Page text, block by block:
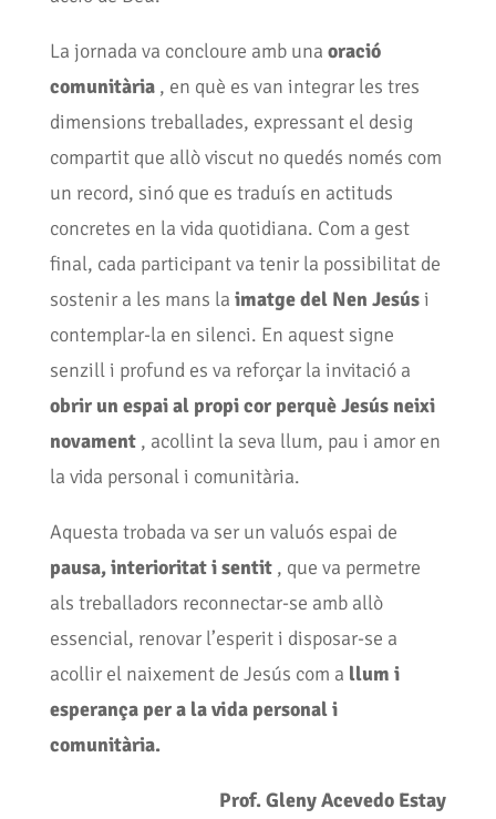
La jornada va concloure amb una oració
comunitària, en què es van integrar les tres
dimensions treballades, expressant el desig
compartit que allò viscut no quedés només com
un record, sinó que es traduís en actituds
concretes en la vida quotidiana. Com a gest
final, cada participant va tenir la possibilitat de
sostenir a les mans la imatge del Nen Jesúsi
contemplar-la en silenci. En aquest signe
senzill i profund es va reforçar la invitació a
obrir un espai al propi cor perquè Jesús neixi
novament, acollint la seva llum, pau i amor en
la vida personal i comunitària.
Aquesta trobada va ser un valuós espai de
pausa, interioritat i sentit, que va permetre
als treballadors reconnectar-se amb allò
essencial, renovar l’esperit i disposar-se a
acollir el naixement de Jesús com a llum i
esperança per a la vida personal i
comunitària.
Prof. Gleny Acevedo Estay